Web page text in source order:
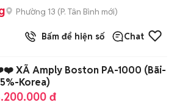
Phường 13 (P. Tân Bình mới)
Bấm để hiện số Chat
XÃ Amply Boston PA-1000 (Bãi-
Korea)
đ